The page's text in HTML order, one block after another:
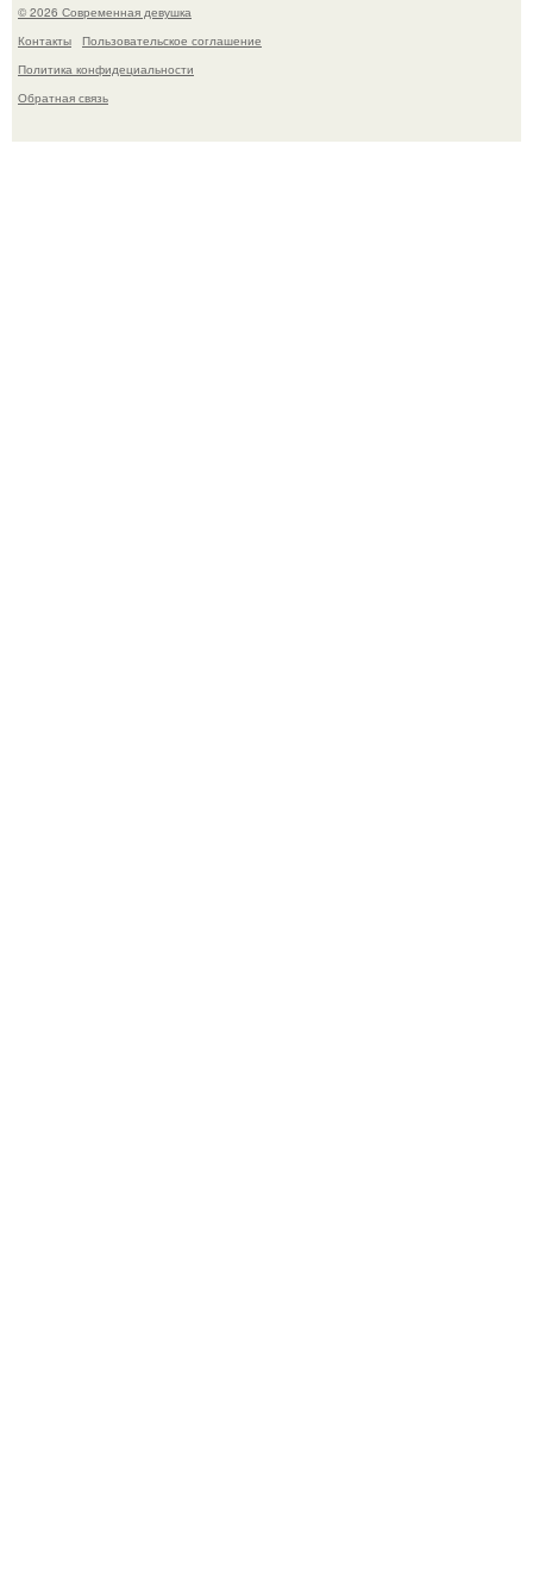
© 2026 Современная девушка
Контакты
Пользовательское соглашение
Политика конфидециальности
Обратная связь